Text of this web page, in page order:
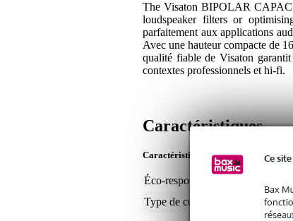
Ce
Bax
The Visaton BIPOLAR
loudspeaker filters or
parfaitement aux applications
Avec une hauteur compacte de
qualité fiable de Visaton
contextes professionnels et hi-fi.
Caractéristiques
Caractéristiques du produit
Éco-responsabilité du produit
Type de composant d'enceinte